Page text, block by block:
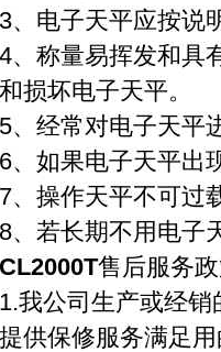
3、电子天平应按说
4、称量易挥发和具
和损坏电子天平。
5、经常对电子天平
6、如果电子天平出
7、操作天平不可过
8、若长期不用电子
CL2000T售后服务
1.我公司生产或经
提供保修服务满足